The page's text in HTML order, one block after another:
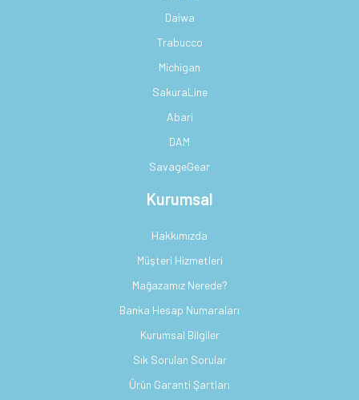
Daiwa
Trabucco
Michigan
SakuraLine
Abari
DAM
SavageGear
Kurumsal
Hakkımızda
Müşteri Hizmetleri
Mağazamız Nerede?
Banka Hesap Numaraları
Kurumsal Bilgiler
Sık Sorulan Sorular
Ürün Garanti Şartları